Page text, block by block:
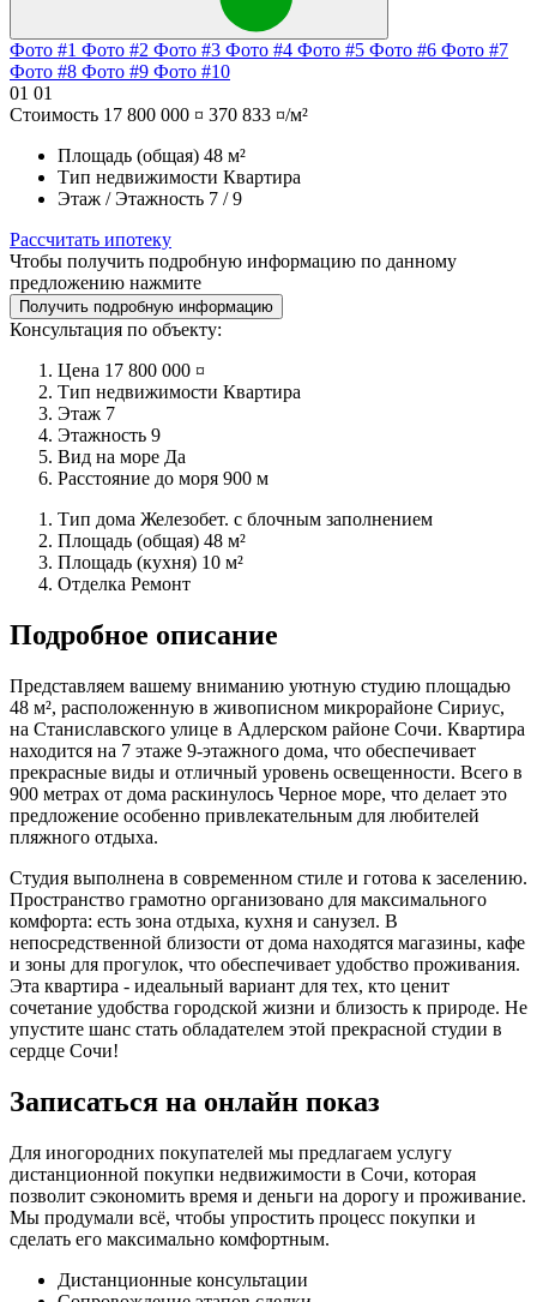
Фото #1 Фото #2 Фото #3 Фото #4 Фото #5 Фото #6 Фото #7
Фото #8 Фото #9 Фото #10
01 01
Стоимость 17 800 000 ¤ 370 833 ¤/м²
Площадь (общая) 48 м²
Тип недвижимости Квартира
Этаж / Этажность 7 / 9
Рассчитать ипотеку
Чтобы получить подробную информацию по данному
предложению нажмите
Получить подробную информацию
Консультация по объекту:
Цена 17 800 000 ¤
Тип недвижимости Квартира
Этаж 7
Этажность 9
Вид на море Да
Расстояние до моря 900 м
Тип дома Железобет. с блочным заполнением
Площадь (общая) 48 м²
Площадь (кухня) 10 м²
Отделка Ремонт
Подробное описание
Представляем вашему вниманию уютную студию площадью
48 м², расположенную в живописном микрорайоне Сириус,
на Станиславского улице в Адлерском районе Сочи. Квартира
находится на 7 этаже 9-этажного дома, что обеспечивает
прекрасные виды и отличный уровень освещенности. Всего в
900 метрах от дома раскинулось Черное море, что делает это
предложение особенно привлекательным для любителей
пляжного отдыха.
Студия выполнена в современном стиле и готова к заселению.
Пространство грамотно организовано для максимального
комфорта: есть зона отдыха, кухня и санузел. В
непосредственной близости от дома находятся магазины, кафе
и зоны для прогулок, что обеспечивает удобство проживания.
Эта квартира - идеальный вариант для тех, кто ценит
сочетание удобства городской жизни и близость к природе. Не
упустите шанс стать обладателем этой прекрасной студии в
сердце Сочи!
Записаться на онлайн показ
Для иногородних покупателей мы предлагаем услугу
дистанционной покупки недвижимости в Сочи, которая
позволит сэкономить время и деньги на дорогу и проживание.
Мы продумали всё, чтобы упростить процесс покупки и
сделать его максимально комфортным.
Дистанционные консультации